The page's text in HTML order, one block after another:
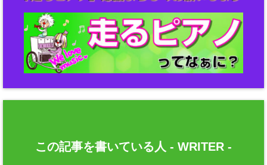
この記事を書いている人 - WRITER -